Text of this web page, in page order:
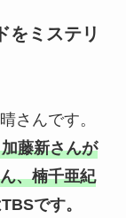
をミステリ
さんです。
藤新さんが
、楠千亜紀
です。